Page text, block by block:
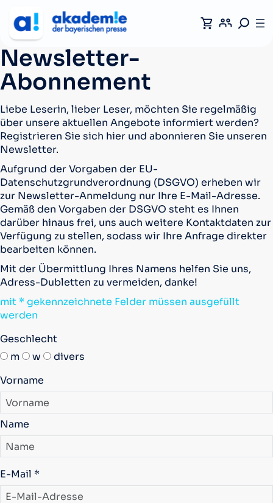
Newsletter-
Abonnement
Liebe Leserin, lieber Leser, möchten Sie regelmäßig
über unsere aktuellen Angebote informiert werden?
Registrieren Sie sich hier und abonnieren Sie unseren
Newsletter.
Aufgrund der Vorgaben der EU-
Datenschutzgrundverordnung (DSGVO) erheben wir
zur Newsletter-Anmeldung nur Ihre E-Mail-Adresse.
Gemäß den Vorgaben der DSGVO steht es Ihnen
darüber hinaus frei, uns auch weitere Kontaktdaten zur
Verfügung zu stellen, sodass wir Ihre Anfrage direkter
bearbeiten können.
Mit der Übermittlung Ihres Namens helfen Sie uns,
Adress-Dubletten zu vermeiden, danke!
mit * gekennzeichnete Felder müssen ausgefüllt
werden
Geschlecht
m
w
divers
Vorname
Name
E-Mail *